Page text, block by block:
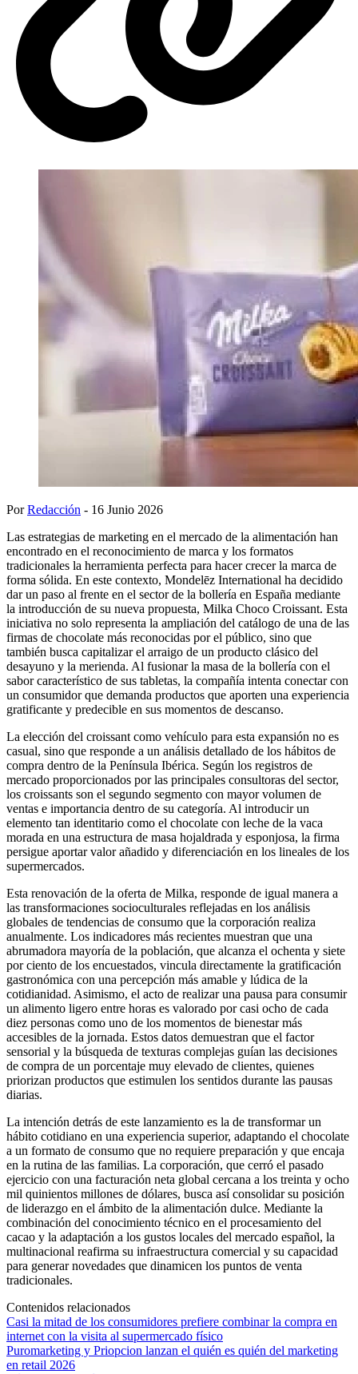
PorRedacción - 16 Junio 2026
Las estrategias de marketing en el mercado de la alimentación han
encontrado en el reconocimiento de marca y los formatos
tradicionales la herramienta perfecta para hacer crecer la marca de
forma sólida. En este contexto, Mondelēz International ha decidido
dar un paso al frente en el sector de la bollería en España mediante
la introducción de su nueva propuesta, Milka Choco Croissant. Esta
iniciativa no solo representa la ampliación del catálogo de una de las
firmas de chocolate más reconocidas por el público, sino que
también busca capitalizar el arraigo de un producto clásico del
desayuno y la merienda. Al fusionar la masa de la bollería con el
sabor característico de sus tabletas, la compañía intenta conectar con
un consumidor que demanda productos que aporten una experiencia
gratificante y predecible en sus momentos de descanso.
La elección del croissant como vehículo para esta expansión no es
casual, sino que responde a un análisis detallado de los hábitos de
compra dentro de la Península Ibérica. Según los registros de
mercado proporcionados por las principales consultoras del sector,
los croissants son el segundo segmento con mayor volumen de
ventas e importancia dentro de su categoría. Al introducir un
elemento tan identitario como el chocolate con leche de la vaca
morada en una estructura de masa hojaldrada y esponjosa, la firma
persigue aportar valor añadido y diferenciación en los lineales de los
supermercados.
Esta renovación de la oferta de Milka, responde de igual manera a
las transformaciones socioculturales reflejadas en los análisis
globales de tendencias de consumo que la corporación realiza
anualmente. Los indicadores más recientes muestran que una
abrumadora mayoría de la población, que alcanza el ochenta y siete
por ciento de los encuestados, vincula directamente la gratificación
gastronómica con una percepción más amable y lúdica de la
cotidianidad. Asimismo, el acto de realizar una pausa para consumir
un alimento ligero entre horas es valorado por casi ocho de cada
diez personas como uno de los momentos de bienestar más
accesibles de la jornada. Estos datos demuestran que el factor
sensorial y la búsqueda de texturas complejas guían las decisiones
de compra de un porcentaje muy elevado de clientes, quienes
priorizan productos que estimulen los sentidos durante las pausas
diarias.
La intención detrás de este lanzamiento es la de transformar un
hábito cotidiano en una experiencia superior, adaptando el chocolate
a un formato de consumo que no requiere preparación y que encaja
en la rutina de las familias. La corporación, que cerró el pasado
ejercicio con una facturación neta global cercana a los treinta y ocho
mil quinientos millones de dólares, busca así consolidar su posición
de liderazgo en el ámbito de la alimentación dulce. Mediante la
combinación del conocimiento técnico en el procesamiento del
cacao y la adaptación a los gustos locales del mercado español, la
multinacional reafirma su infraestructura comercial y su capacidad
para generar novedades que dinamicen los puntos de venta
tradicionales.
Contenidos relacionados
Casi la mitad de los consumidores prefiere combinar la compra en
internet con la visita al supermercado físico
Puromarketing y Priopcion lanzan el quién es quién del marketing
en retail 2026